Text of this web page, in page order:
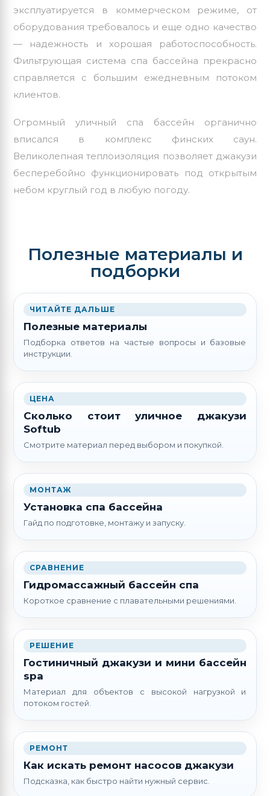
эксплуатируется в коммерческом режиме, от
оборудования требовалось и еще одно качество
— надежность и хорошая работоспособность.
Фильтрующая система спа бассейна прекрасно
справляется с большим ежедневным потоком
клиентов.
Огромный уличный спа бассейн органично
вписался в комплекс финских саун.
Великолепная теплоизоляция позволяет джакузи
бесперебойно функционировать под открытым
небом круглый год в любую погоду.
Полезные материалы и
подборки
ЧИТАЙТЕ ДАЛЬШЕ
Полезные материалы
Подборка ответов на частые вопросы и базовые
инструкции.
ЦЕНА
Сколько стоит уличное джакузи
Softub
Смотрите материал перед выбором и покупкой.
МОНТАЖ
Установка спа бассейна
Гайд по подготовке, монтажу и запуску.
СРАВНЕНИЕ
Гидромассажный бассейн спа
Короткое сравнение с плавательными решениями.
РЕШЕНИЕ
Гостиничный джакузи и мини бассейн
spa
Материал для объектов с высокой нагрузкой и
потоком гостей.
РЕМОНТ
Как искать ремонт насосов джакузи
Подсказка, как быстро найти нужный сервис.